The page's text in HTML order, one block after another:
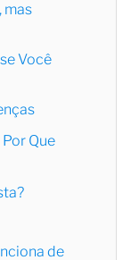
mas
Você
Que
de